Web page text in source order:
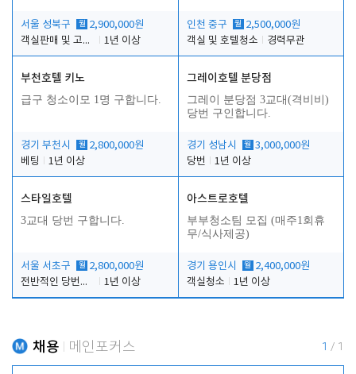
서울 성북구 월 2,900,000원
객실판매 및 고객응대
1년 이상
인천 중구 월 2,500,000원
객실 및 호텔청소
경력무관
부천호텔 키노
급구 청소이모 1명 구합니다.
경기 부천시 월 2,800,000원
베팅
1년 이상
그레이호텔 분당점
그레이 분당점 3교대(격비비)
당번 구인합니다.
경기 성남시 월 3,000,000원
당번
1년 이상
스타일호텔
3교대 당번 구합니다.
서울 서초구 월 2,800,000원
전반적인 당번업무
1년 이상
아스트로호텔
부부청소팀 모집 (매주1회휴
무/식사제공)
경기 용인시 월 2,400,000원
객실청소
1년 이상
채용 메인포커스 1 / 1